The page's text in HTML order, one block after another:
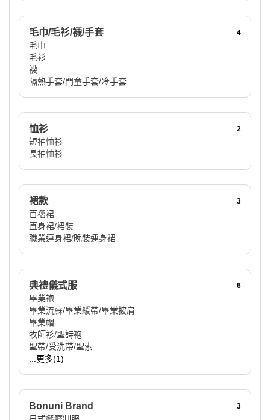
毛巾/毛衫/襪/手套 4
毛巾
毛衫
襪
隔熱手套/門童手套/冷手套
恤衫 2
短袖恤衫
長袖恤衫
裙款 3
百褶裙
直身裙/裙裝
職業連身裙/晚裝連身裙
典禮儀式服 6
畢業袍
畢業流蘇/畢業緩帶/畢業披肩
畢業帽
牧師衫/聖詩袍
聖帶/受洗帶/聖索
...更多(1)
Bonuni Brand 3